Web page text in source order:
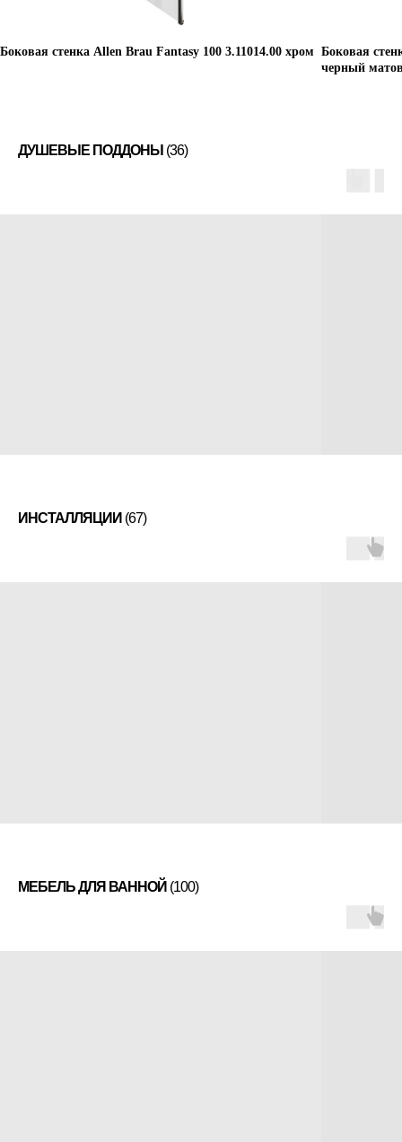
Боковая стенка Allen Brau Fantasy 100 3.11014.00 хром
Боковая
черный
ДУШЕВЫЕ ПОДДОНЫ (36)
ИНСТАЛЛЯЦИИ (67)
МЕБЕЛЬ ДЛЯ ВАННОЙ (100)